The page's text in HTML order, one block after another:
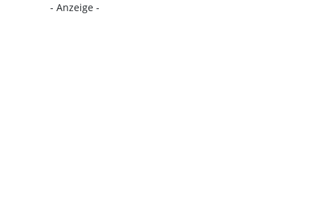
- Anzeige -